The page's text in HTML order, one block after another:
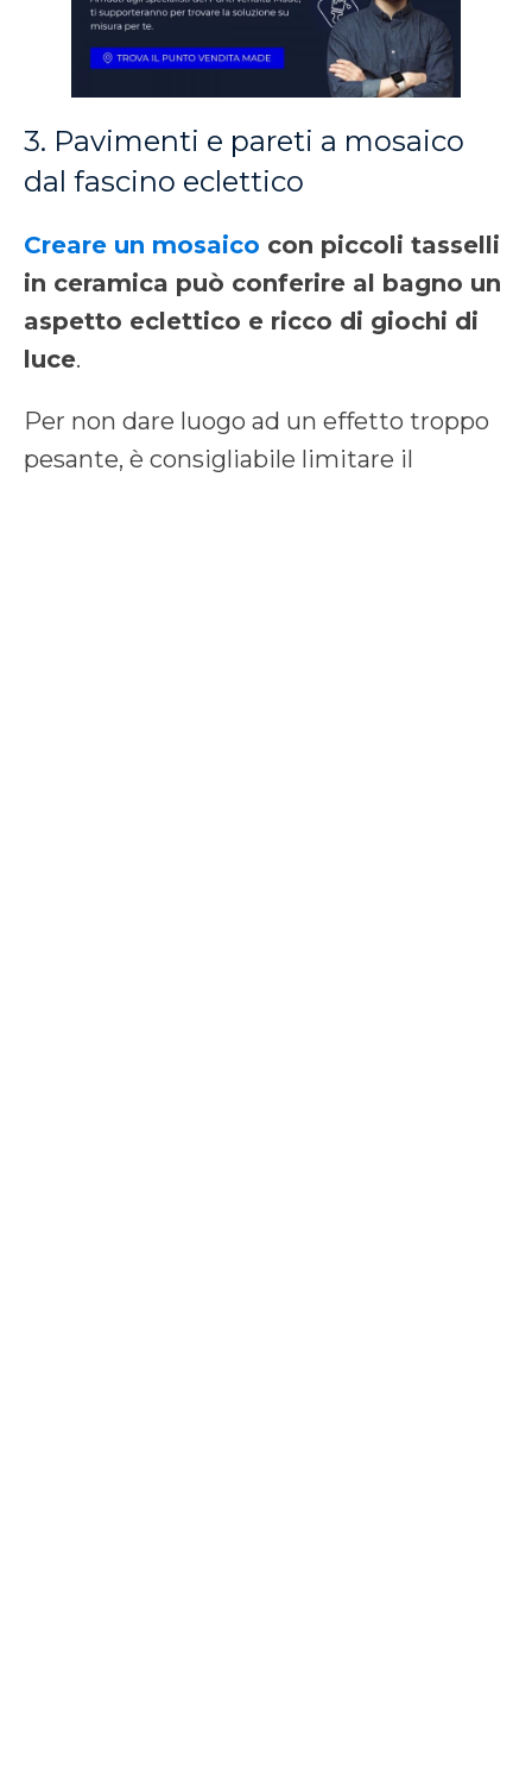
3. Pavimenti e pareti a mosaico
dal fascino eclettico
Creare un mosaico con piccoli tasselli
in ceramica può conferire al bagno un
aspetto eclettico e ricco di giochi di
luce.
Per non dare luogo ad un effetto troppo
pesante, è consigliabile limitare il